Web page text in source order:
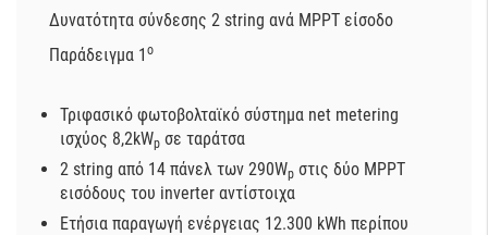
Δυνατότητα σύνδεσης 2 string ανά MPPT είσοδο
Παράδειγμα 1 o
Τριφασικό φωτοβολταϊκό σύστημα net metering
ισχύος 8,2kWp σε ταράτσα
2 string από 14 πάνελ των 290Wp στις δύο MPPT
εισόδους του inverter αντίστοιχα
Ετήσια παραγωγή ενέργειας 12.300 kWh περίπου